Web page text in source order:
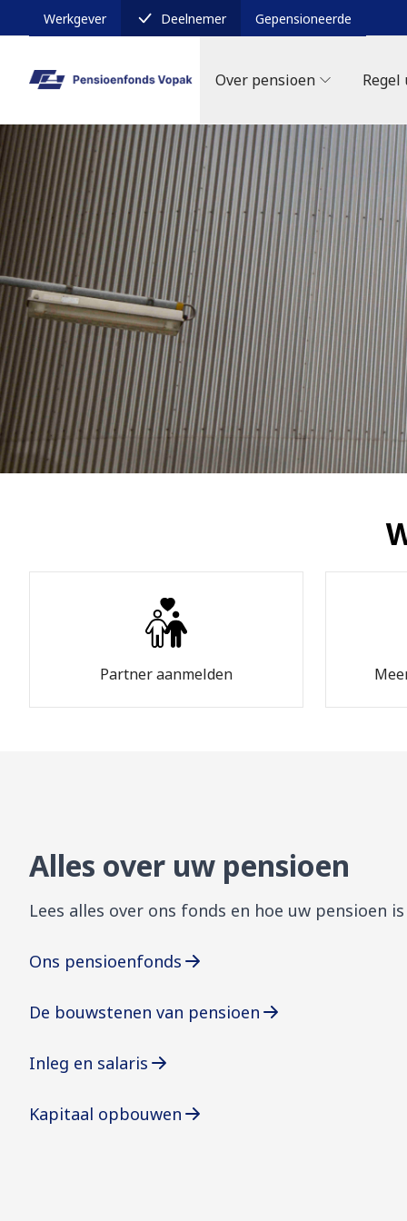
Werkgever Deelnemer Gepensioneerde
Over pensioen
Partner aanmelden
Alles over uw pensioen
Lees alles over ons fonds en hoe uw pensioen
Ons pensioenfonds
De bouwstenen van pensioen
Inleg en salaris
Kapitaal opbouwen